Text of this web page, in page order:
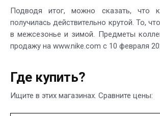
Подводя итог, можно сказать, что
получилась действительно крутой. То,
в межсезонье и зимой. Предметы
продажу на www.nike.com с 10 февраля
Где купить?
Ищите в этих магазинах. Сравните цены: